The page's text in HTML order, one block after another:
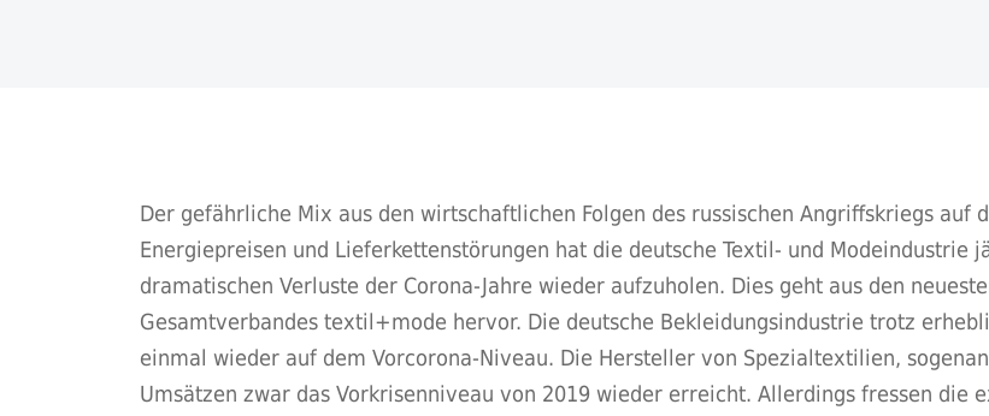
Der gefährliche Mix aus den wirtschaftlichen Folgen des russischen Angriffskriegs auf
Energiepreisen und Lieferkettenstörungen hat die deutsche Textil- und Modeindustrie
dramatischen Verluste der Corona-Jahre wieder aufzuholen. Dies geht aus den
Gesamtverbandes textil+mode hervor. Die deutsche Bekleidungsindustrie trotz
einmal wieder auf dem Vorcorona-Niveau. Die Hersteller von Spezialtextilien,
Umsätzen zwar das Vorkrisenniveau von 2019 wieder erreicht. Allerdings fressen die